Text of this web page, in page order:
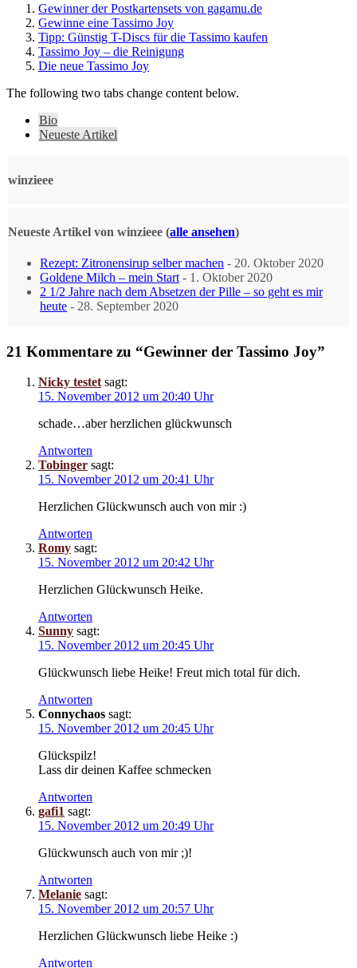
Gewinner der Postkartensets von gagamu.de
Gewinne eine Tassimo Joy
Tipp: Günstig T-Discs für die Tassimo kaufen
Tassimo Joy – die Reinigung
Die neue Tassimo Joy
The following two tabs change content below.
Bio
Neueste Artikel
winzieee
Neueste Artikel von winzieee (alle ansehen)
Rezept: Zitronensirup selber machen - 20. Oktober 2020
Goldene Milch – mein Start - 1. Oktober 2020
2 1/2 Jahre nach dem Absetzen der Pille – so geht es mir
heute - 28. September 2020
21 Kommentare zu “Gewinner der Tassimo Joy”
Nicky testet sagt:
15. November 2012 um 20:40 Uhr
schade…aber herzlichen glückwunsch
Antworten
Tobinger sagt:
15. November 2012 um 20:41 Uhr
Herzlichen Glückwunsch auch von mir :)
Antworten
Romy sagt:
15. November 2012 um 20:42 Uhr
Herzlichen Glückwunsch Heike.
Antworten
Sunny sagt:
15. November 2012 um 20:45 Uhr
Glückwunsch liebe Heike! Freut mich total für dich.
Antworten
Connychaos sagt:
15. November 2012 um 20:45 Uhr
Glückspilz!
Lass dir deinen Kaffee schmecken
Antworten
gafi1 sagt:
15. November 2012 um 20:49 Uhr
Glückwunsch auch von mir ;)!
Antworten
Melanie sagt:
15. November 2012 um 20:57 Uhr
Herzlichen Glückwunsch liebe Heike :)
Antworten